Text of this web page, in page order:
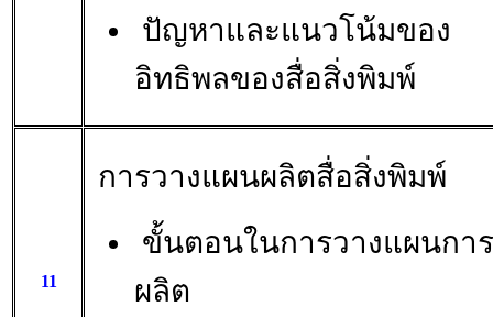
ปัญหาและแนวโน้มของ
อิทธิพลของสื่อสิ่งพิมพ์
11
การวางแผนผลิตสื่อสิ่งพิมพ์
ขั้นตอนในการวางแผนการ
ผลิต